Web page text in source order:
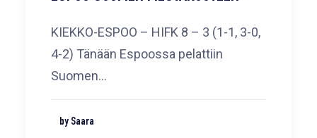
KIEKKO-ESPOO – HIFK 8 – 3 (1-1, 3-0,
4-2) Tänään Espoossa pelattiin
Suomen…
by Saara